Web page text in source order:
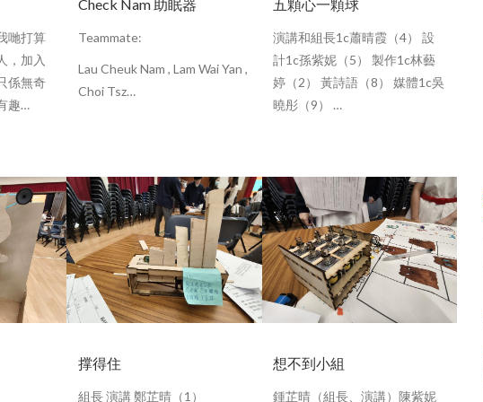
哋打算
，加入
係無奇
趣…
Check Nam 助眠器
Teammate:
Lau Cheuk Nam , Lam Wai Yan ,
Choi Tsz…
五顆心一顆球
演講和組長1c蕭晴霞（4） 設
計1c孫紫妮（5） 製作1c林藝
婷（2） 黃詩語（8） 媒體1c吳
曉彤（9） …
撑得住
組長 演講 鄭芷晴（1）
想不到小組
鍾芷晴（組長、演講）陳紫妮
〈自創MAKER+創客課程—
跳出書本，裝備處世軟實力〉
香港設計中心知識設計學院（
〈發明沙灘輪椅 學做創客學解難〉
《東周刊》（2019）